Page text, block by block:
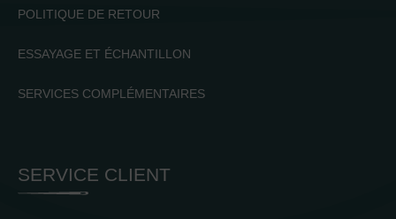
POLITIQUE DE RETOUR
ESSAYAGE ET ÉCHANTILLON
SERVICES COMPLÉMENTAIRES
SERVICE CLIENT